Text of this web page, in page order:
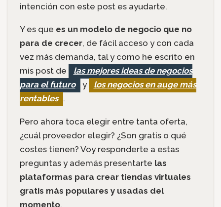
intención con este post es ayudarte.
Y es que es un modelo de negocio que no
para de crecer, de fácil acceso y con cada
vez más demanda, tal y como he escrito en
mis post de
las mejores ideas de negocios
para el futuro
y
los negocios en auge más
rentables .
Pero ahora toca elegir entre tanta oferta,
¿cuál proveedor elegir? ¿Son gratis o qué
costes tienen? Voy responderte a estas
preguntas y además presentarte las
plataformas para crear tiendas virtuales
gratis más populares y usadas del
momento.